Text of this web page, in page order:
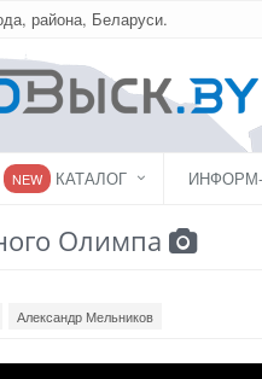
района, Беларуси.
NEW КАТАЛОГ
Олимпа
Александр Мельников